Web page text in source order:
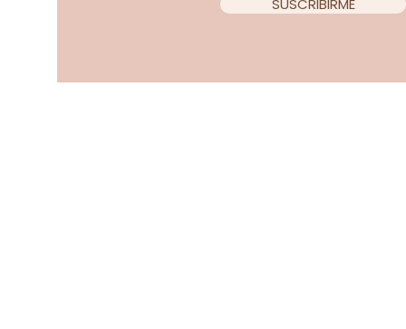
SUSCRIBIRME